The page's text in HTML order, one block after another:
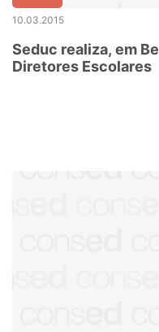
10.03.2015
Seduc realiza, em
Diretores Escolares